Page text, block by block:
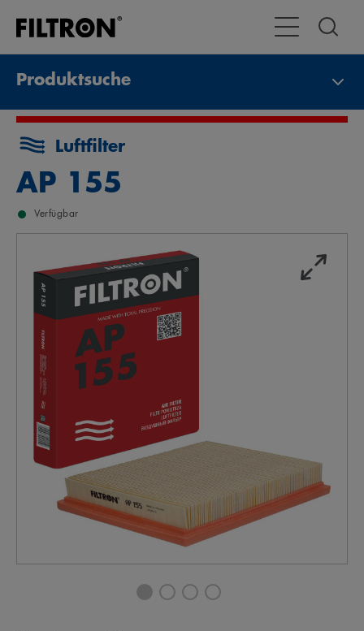
Toggle
Produktsuche
Luftfilter
AP 155
Verfügbar